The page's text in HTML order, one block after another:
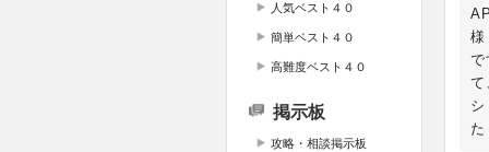
人気ベスト４０
簡単ベスト４０
高難度ベスト４０
掲示板
攻略・相談掲示板
様
で
て